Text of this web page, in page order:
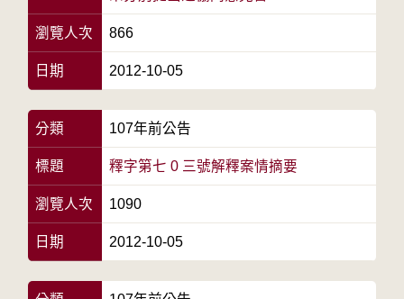
瀏覽人次 866
日期 2012-10-05
分類 107年前公告
標題 釋字第七 0 三號解釋案情摘要
瀏覽人次 1090
日期 2012-10-05